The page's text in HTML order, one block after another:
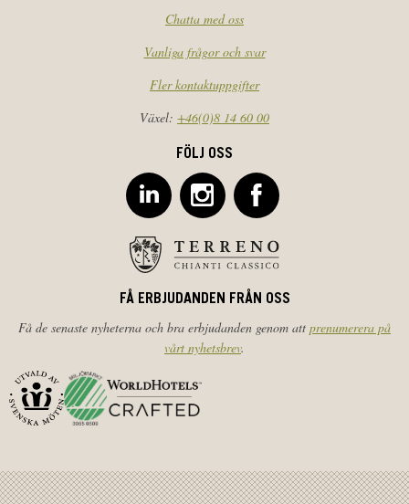
Chatta med oss
Vanliga frågor och svar
Fler kontaktuppgifter
Växel: +46(0)8 14 60 00
FÖLJ OSS
FÅ ERBJUDANDEN FRÅN OSS
Få de senaste nyheterna och bra erbjudanden genom att prenumerera på
vårt nyhetsbrev.